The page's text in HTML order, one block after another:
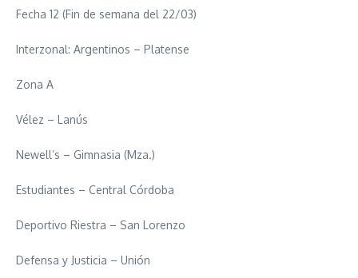
Fecha 12 (Fin de semana del 22/03)
Interzonal: Argentinos – Platense
Zona A
Vélez – Lanús
Newell’s – Gimnasia (Mza.)
Estudiantes – Central Córdoba
Deportivo Riestra – San Lorenzo
Defensa y Justicia – Unión